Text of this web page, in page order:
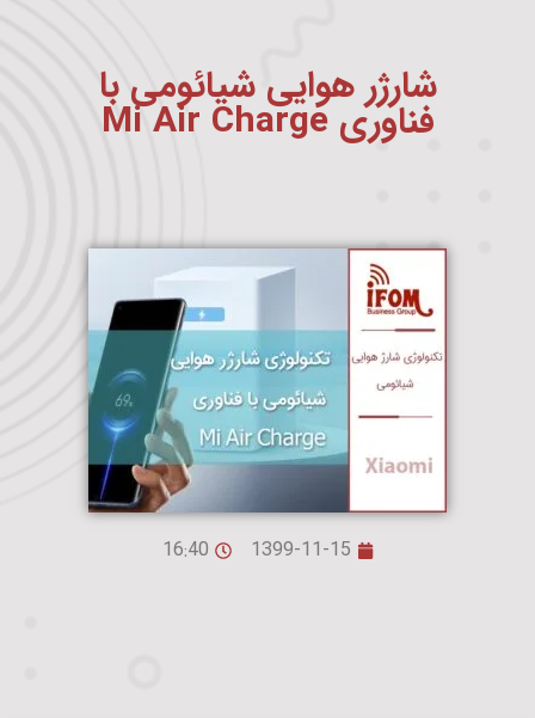
شارژر هوایی شیائومی با
فناوری Mi Air Charge
1399-11-15
16:40